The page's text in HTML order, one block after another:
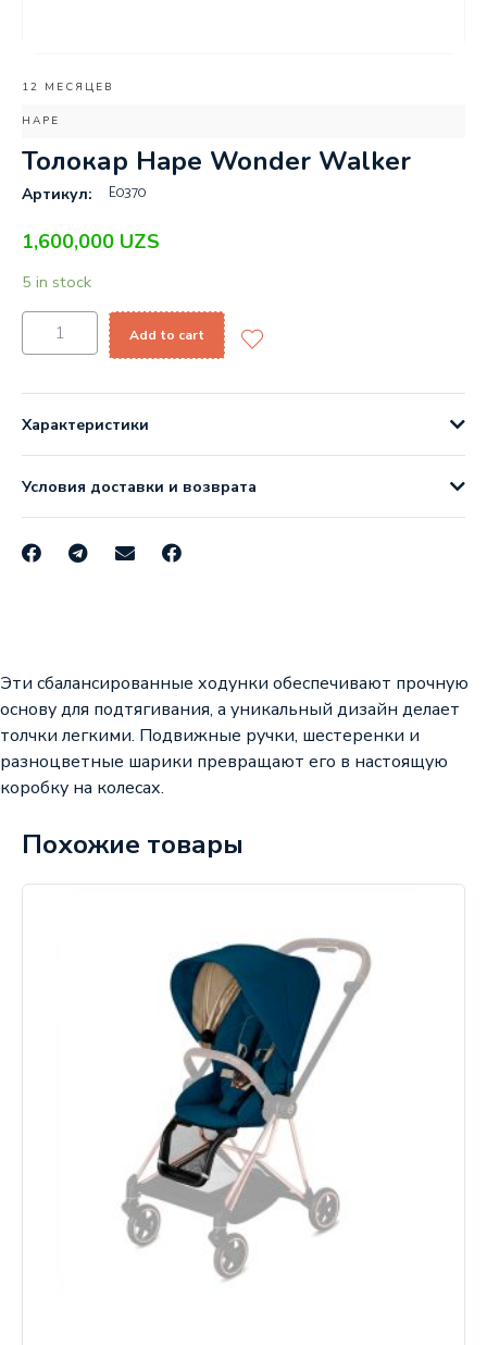
12 МЕСЯЦЕВ
HAPE
Толокар Hape Wonder Walker
Артикул: E0370
1,600,000 UZS
5 in stock
Add to cart
Характеристики
Условия доставки и возврата
Эти сбалансированные ходунки обеспечивают прочную
основу для подтягивания, а уникальный дизайн делает
толчки легкими. Подвижные ручки, шестеренки и
разноцветные шарики превращают его в настоящую
коробку на колесах.
Похожие товары